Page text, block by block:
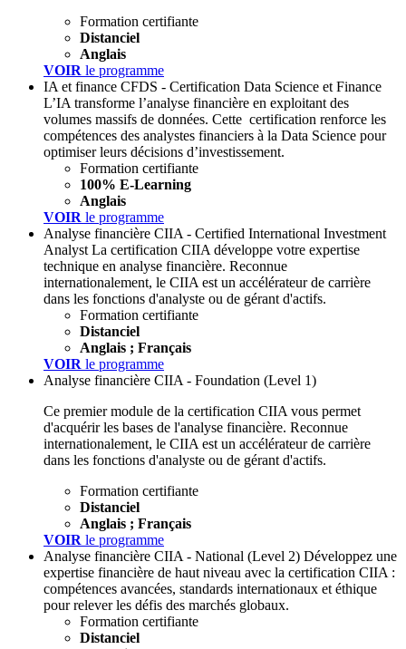
Formation certifiante
Distanciel
Anglais
VOIR le programme
IA et finance CFDS - Certification Data Science et Finance
L’IA transforme l’analyse financière en exploitant des
volumes massifs de données. Cette certification renforce les
compétences des analystes financiers à la Data Science pour
optimiser leurs décisions d’investissement.
Formation certifiante
100% E-Learning
Anglais
VOIR le programme
Analyse financière CIIA - Certified International Investment
Analyst La certification CIIA développe votre expertise
technique en analyse financière. Reconnue
internationalement, le CIIA est un accélérateur de carrière
dans les fonctions d'analyste ou de gérant d'actifs.
Formation certifiante
Distanciel
Anglais ; Français
VOIR le programme
Analyse financière CIIA - Foundation (Level 1)
Ce premier module de la certification CIIA vous permet
d'acquérir les bases de l'analyse financière. Reconnue
internationalement, le CIIA est un accélérateur de carrière
dans les fonctions d'analyste ou de gérant d'actifs.
Formation certifiante
Distanciel
Anglais ; Français
VOIR le programme
Analyse financière CIIA - National (Level 2) Développez une
expertise financière de haut niveau avec la certification CIIA :
compétences avancées, standards internationaux et éthique
pour relever les défis des marchés globaux.
Formation certifiante
Distanciel